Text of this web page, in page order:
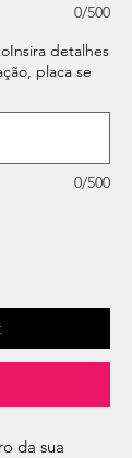
0/500
detalhes
placa se
0/500
da sua